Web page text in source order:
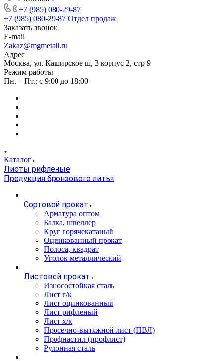
+7 (985) 080-29-87
+7 (985) 080-29-87 Отдел продаж
Заказать звонок
E-mail
Zakaz@mgmetall.ru
Адрес
Москва, ул. Каширское ш, 3 корпус 2, стр 9
Режим работы
Пн. – Пт.: с 9:00 до 18:00
Каталог
Листы рифленые
Продукция бронзового литья
Сортовой прокат
Арматура оптом
Балка, швеллер
Круг горячекатаный
Оцинкованный прокат
Полоса, квадрат
Уголок металлический
Листовой прокат
Износостойкая сталь
Лист г/к
Лист оцинкованный
Лист рифленый
Лист х/к
Просечно-вытяжной лист (ПВЛ)
Профнастил (профлист)
Рулонная сталь